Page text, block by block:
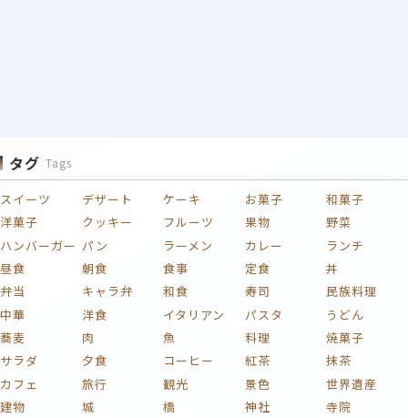
タグ Tags
スイーツ デザート ケーキ お菓子
和菓子
洋菓子
クッキー フルーツ 果物
野菜
ハンバーガー パン ラーメン カレー
ランチ
昼食
朝食 食事 定食
丼
弁当
キャラ弁 和食 寿司
民族料理
中華
洋食 イタリアン パスタ
うどん
蕎麦
肉 魚 料理
焼菓子
サラダ
夕食 コーヒー 紅茶
抹茶
カフェ
旅行 観光 景色
世界遺産
建物
城 橋 神社
寺院